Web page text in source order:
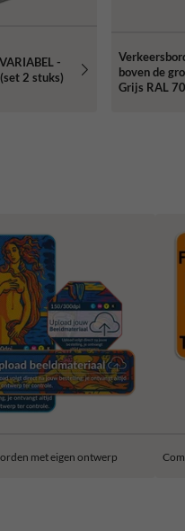
-
2 stuks)
boven de
Grijs RAL
met eigen ontwerp